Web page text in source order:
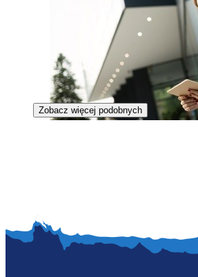
Zobacz więcej podobnych